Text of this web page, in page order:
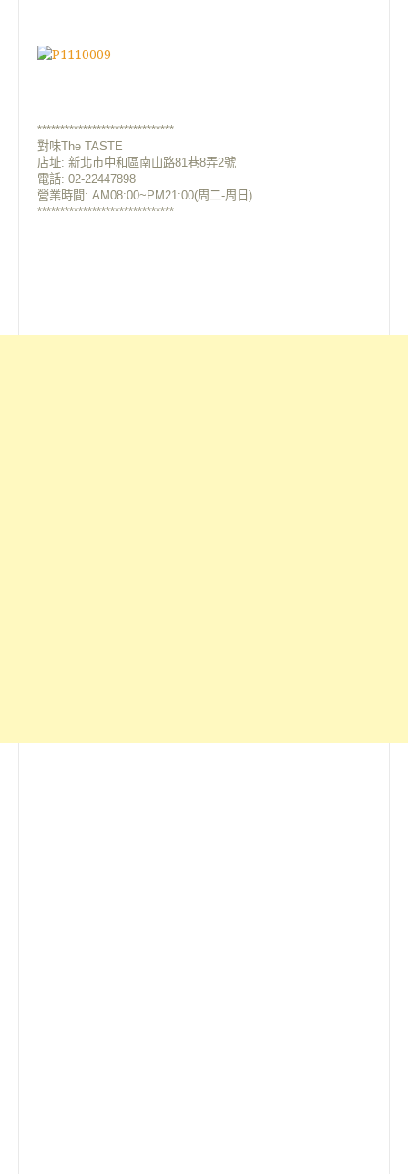
******************************
對味The TASTE
店址: 新北市中和區南山路81巷8弄2號
電話: 02-22447898
營業時間: AM08:00~PM21:00(周二-周日)
******************************